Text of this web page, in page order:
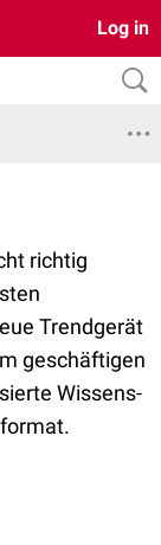
Log in
richtig
Trendgerät
geschäftigen
Wissens-